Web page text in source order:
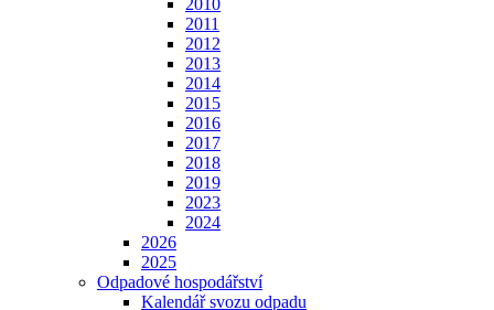
2010
2011
2012
2013
2014
2015
2016
2017
2018
2019
2023
2024
2026
2025
Odpadové hospodářství
Kalendář svozu odpadu